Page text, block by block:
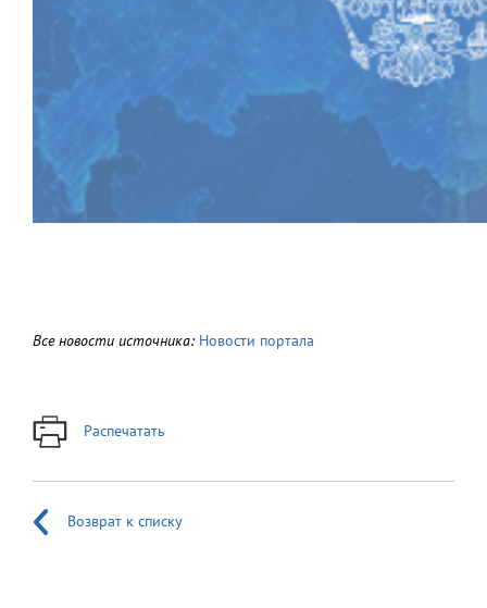
Все новости источника: Новости портала
Распечатать
Возврат к списку